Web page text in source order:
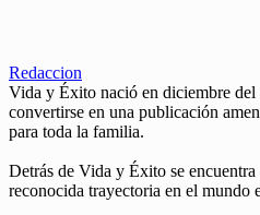
Redaccion
Vida y Éxito nació en diciembre
convertirse en una publicación
para toda la familia.
Detrás de Vida y Éxito se
reconocida trayectoria en el mundo